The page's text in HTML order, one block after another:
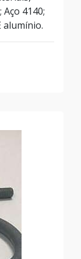
Aço 4140;
alumínio.